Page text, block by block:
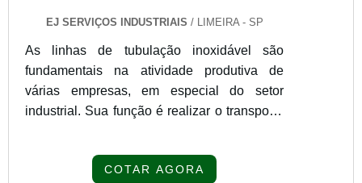
EJ SERVIÇOS INDUSTRIAIS / LIMEIRA - SP
As linhas de tubulação inoxidável são
fundamentais na atividade produtiva de
várias empresas, em especial do setor
industrial. Sua função é realizar o transporte
requer uma série de cuidados e
COTAR AGORA